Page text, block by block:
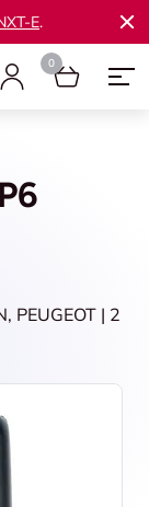
E.
PEUGEOT | 2